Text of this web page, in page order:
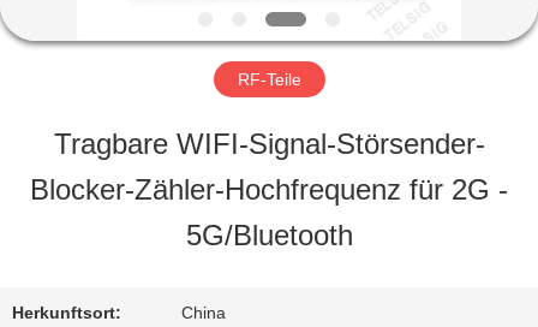
UNS
AUSFLUG
QUALITÄTSKONTROLLE
RF-Teile
Tragbare WIFI-Signal-Störsender-
Blocker-Zähler-Hochfrequenz für 2G -
5G/Bluetooth
Herkunftsort: China